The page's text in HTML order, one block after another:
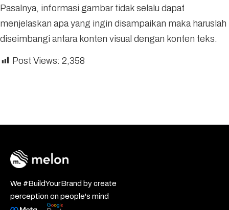
Pasalnya, informasi gambar tidak selalu dapat
menjelaskan apa yang ingin disampaikan maka haruslah
diseimbangi antara konten visual dengan konten teks.
Post Views: 2,358
We #BuildYourBrand by create
perception on people's mind